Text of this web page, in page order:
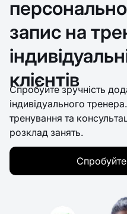
запис на
клієнтів
Спробуйте зручність
індивідуального
тренування та
розклад занять.